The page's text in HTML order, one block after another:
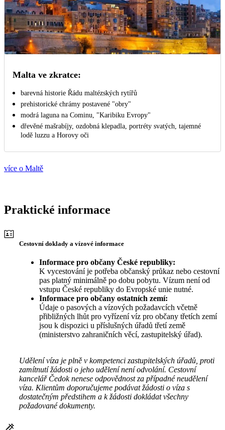
Malta ve zkratce:
barevná historie Řádu maltézských rytířů
prehistorické chrámy postavené "obry"
modrá laguna na Cominu, "Karibiku Evropy"
dřevěné mašrabíjy, ozdobná klepadla, portréty svatých, tajemné
lodě luzzu a Horovy oči
více o Maltě
Praktické informace
Cestovní doklady a vízové informace
Informace pro občany České republiky:
K vycestování je potřeba občanský průkaz nebo cestovní
pas platný minimálně po dobu pobytu. Vízum není od
vstupu České republiky do Evropské unie nutné.
Informace pro občany ostatních zemí:
Údaje o pasových a vízových požadavcích včetně
přibližných lhůt pro vyřízení víz pro občany třetích zemí
jsou k dispozici u příslušných úřadů třetí země
(ministerstvo zahraničních věcí, zastupitelský úřad).
Udělení víza je plně v kompetenci zastupitelských úřadů, proti
zamítnutí žádosti o jeho udělení není odvolání. Cestovní
kancelář Čedok nenese odpovědnost za případné neudělení
víza. Klientům doporučujeme podávat žádosti o víza s
dostatečným předstihem a k žádosti dokládat všechny
požadované dokumenty.